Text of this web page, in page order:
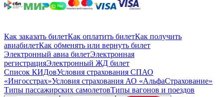
Как заказать билетКак оплатить билетКак получить
авиабилетКак обменять или вернуть билет
Электронный авиа билетЭлектронная
регистрацияЭлектронный ЖД билет
Список КИДовУсловия страхования СПАО
«Ингосстрах»Условия страхования АО «АльфаСтрахование»
Типы пассажирских самолетовТипы вагонов и поездов